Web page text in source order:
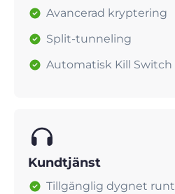
Avancerad kryptering
Split-tunneling
Automatisk Kill Switch
Kundtjänst
Tillgänglig dygnet runt